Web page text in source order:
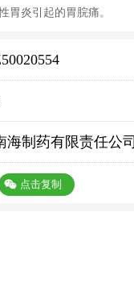
胃炎引起的胃脘痛。
海制药有限责任公司
点击复制